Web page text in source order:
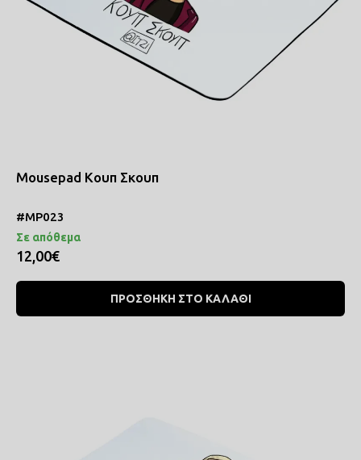
Mousepad Κουπ Σκουπ
#MP023
Σε απόθεμα
12,00€
ΠΡΟΣΘΗΚΗ ΣΤΟ ΚΑΛΑΘΙ